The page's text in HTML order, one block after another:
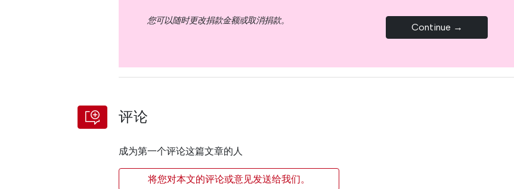
您可以随时更改捐款金额或取消捐款。
Continue →
评论
成为第一个评论这篇文章的人
将您对本文的评论或意见发送给我们。